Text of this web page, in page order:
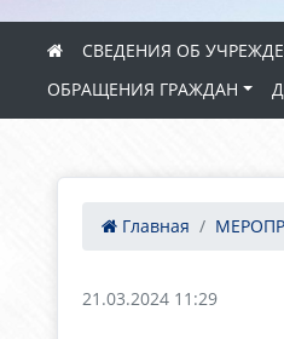
СВЕДЕНИЯ ОБ
ОБРАЩЕНИЯ ГРАЖДАН
Главная
21.03.2024 11:29